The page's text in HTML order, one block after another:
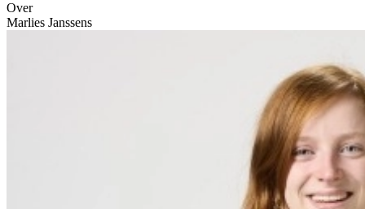
Over
Marlies Janssens